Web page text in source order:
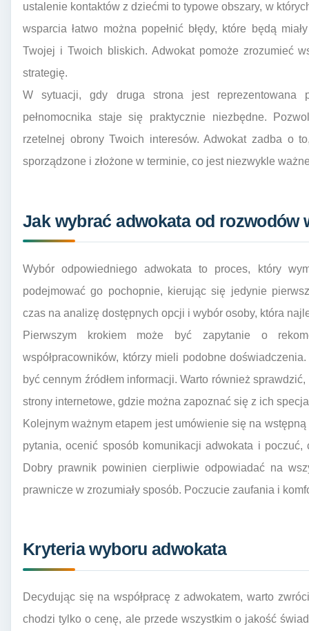
ustalenie kontaktów z dziećmi to typowe obszary, w
wsparcia łatwo można popełnić błędy, które będą
Twojej i Twoich bliskich. Adwokat pomoże zrozumieć
strategię.
W sytuacji, gdy druga strona jest reprezentowana
pełnomocnika staje się praktycznie niezbędne.
rzetelnej obrony Twoich interesów. Adwokat zadba o
sporządzone i złożone w terminie, co jest niezwykle
Jak wybrać adwokata od rozwodów
Wybór odpowiedniego adwokata to proces, który
podejmować go pochopnie, kierując się jedynie
czas na analizę dostępnych opcji i wybór osoby, która
Pierwszym krokiem może być zapytanie o
współpracowników, którzy mieli podobne
być cennym źródłem informacji. Warto również
strony internetowe, gdzie można zapoznać się z ich
Kolejnym ważnym etapem jest umówienie się na
pytania, ocenić sposób komunikacji adwokata i
Dobry prawnik powinien cierpliwie odpowiadać na
prawnicze w zrozumiały sposób. Poczucie zaufania i
Kryteria wyboru adwokata
Decydując się na współpracę z adwokatem, warto
chodzi tylko o cenę, ale przede wszystkim o jakość